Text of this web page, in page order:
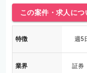
この案件・求人に
特徴 週5
業界 証券